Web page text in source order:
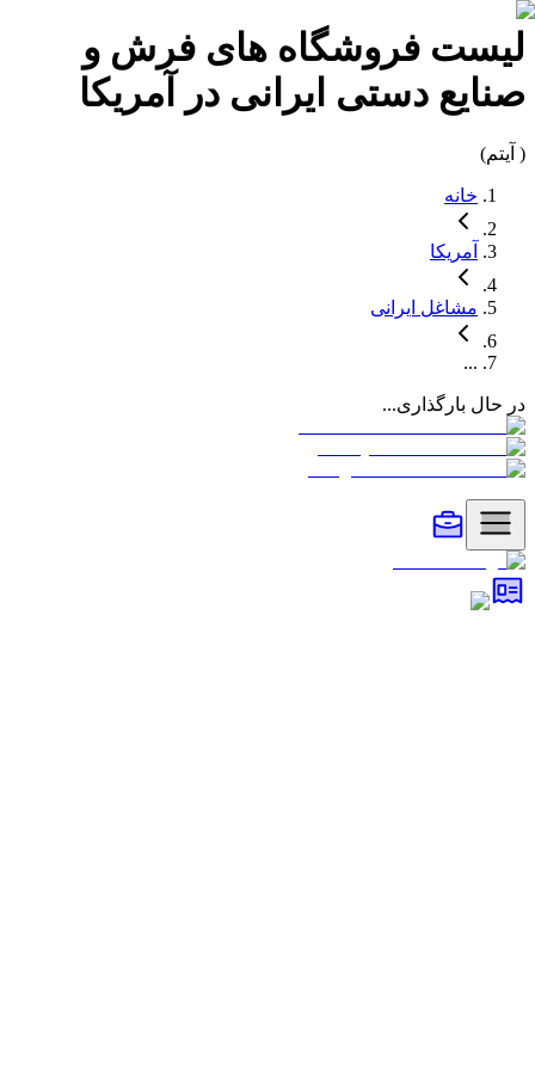
لیست فروشگاه های فرش و
صنایع دستی ایرانی در آمریکا
( آیتم)
خانه
آمریکا
مشاغل ایرانی
...
در حال بارگذاری...